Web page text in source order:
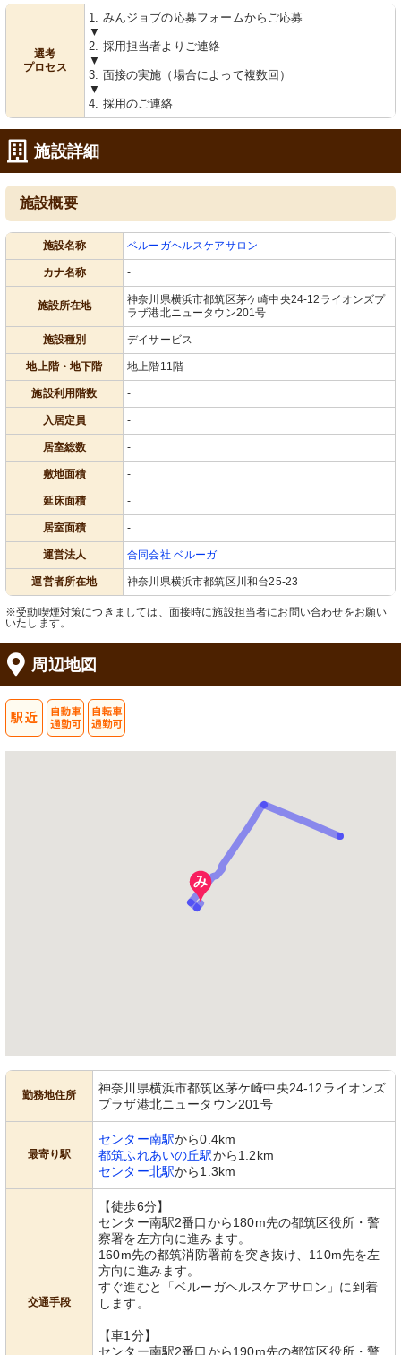
選考
プロセス
1. みんジョブの応募フォームからご応募
▼
2. 採用担当者よりご連絡
▼
3. 面接の実施（場合によって複数回）
▼
4. 採用のご連絡
施設詳細
施設概要
施設名称 ベルーガヘルスケアサロン
カナ名称 -
施設所在地
神奈川県横浜市都筑区茅ケ崎中央24-12ライオンズプ
ラザ港北ニュータウン201号
施設種別 デイサービス
地上階・地下階 地上階11階
施設利用階数 -
入居定員 -
居室総数 -
敷地面積 -
延床面積 -
居室面積 -
運営法人 合同会社 ベルーガ
運営者所在地 神奈川県横浜市都筑区川和台25-23
※受動喫煙対策につきましては、面接時に施設担当者にお問い合わせをお願い
いたします。
周辺地図
勤務地住所
神奈川県横浜市都筑区茅ケ崎中央24-12ライオンズ
プラザ港北ニュータウン201号
最寄り駅
センター南駅から0.4km
都筑ふれあいの丘駅から1.2km
センター北駅から1.3km
交通手段
【徒歩6分】
センター南駅2番口から180m先の都筑区役所・警
察署を左方向に進みます。
160m先の都筑消防署前を突き抜け、110m先を左
方向に進みます。
すぐ進むと「ベルーガヘルスケアサロン」に到着
します。
【車1分】
センター南駅2番口から190m先の都筑区役所・警